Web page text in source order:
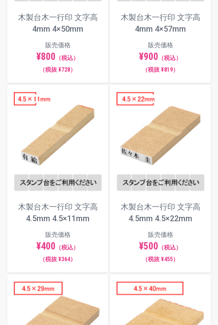
木製台木一行印 文字高
4mm 4×50mm
販売価格
¥800 （税込）
（税抜 ¥728）
木製台木一行印 文字高
4mm 4×57mm
販売価格
¥900 （税込）
（税抜 ¥819）
木製台木一行印 文字高
4.5mm 4.5×11mm
販売価格
¥400 （税込）
（税抜 ¥364）
木製台木一行印 文字高
4.5mm 4.5×22mm
販売価格
¥500 （税込）
（税抜 ¥455）